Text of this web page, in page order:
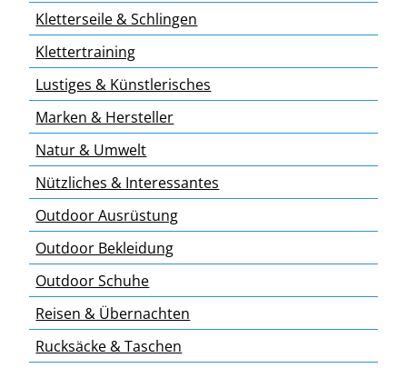
Kletterseile & Schlingen
Klettertraining
Lustiges & Künstlerisches
Marken & Hersteller
Natur & Umwelt
Nützliches & Interessantes
Outdoor Ausrüstung
Outdoor Bekleidung
Outdoor Schuhe
Reisen & Übernachten
Rucksäcke & Taschen